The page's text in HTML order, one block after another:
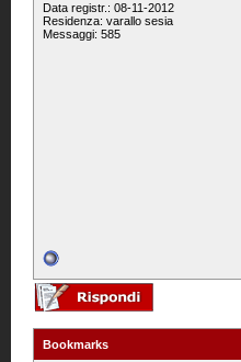
Data registr.: 08-11-2012
Residenza: varallo sesia
Messaggi: 585
Bookmarks